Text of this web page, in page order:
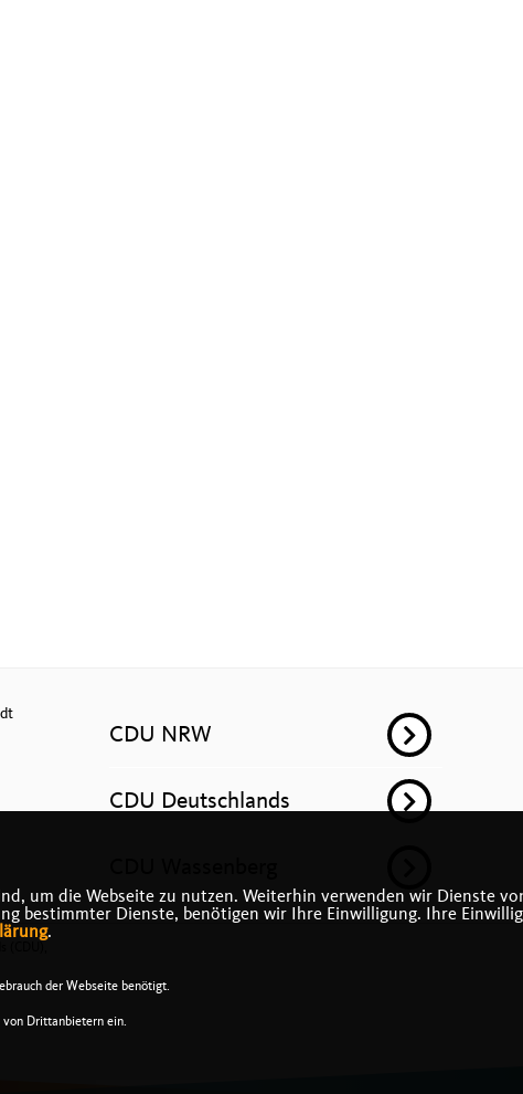
CDU NRW
CDU Deutschlands
um die Webseite zu nutzen. Weiterhin verwenden wir Dienste
bestimmter Dienste, benötigen wir Ihre Einwilligung. Ihre
.
der Webseite benötigt.
Drittanbietern ein.